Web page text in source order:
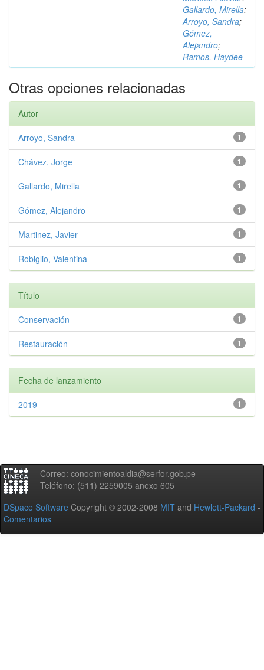
Gallardo, Mirella;
Arroyo, Sandra;
Gómez,
Alejandro;
Ramos, Haydee
Otras opciones relacionadas
Autor
1
Arroyo, Sandra
1
Chávez, Jorge
1
Gallardo, Mirella
1
Gómez, Alejandro
1
Martinez, Javier
1
Robiglio, Valentina
Título
1
Conservación
1
Restauración
Fecha de lanzamiento
1
2019
Correo: conocimientoaldia@serfor.gob.pe
Teléfono: (511) 2259005 anexo 605
DSpace Software Copyright © 2002-2008 MIT and Hewlett-Packard -
Comentarios